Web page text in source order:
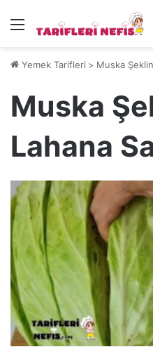
Menü
Yemek Tarifleri > Muska
Muska
Lahana